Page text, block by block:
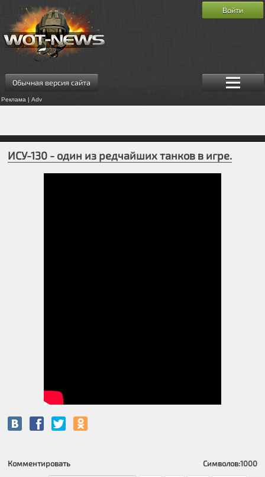
Обычная версия сайта
Реклама | Adv
Войти
ИСУ-130 - один из редчайших танков в игре.
Комментировать Символов:1000